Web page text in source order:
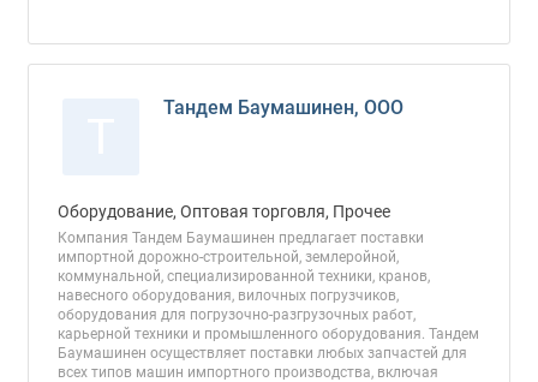
Тандем Баумашинен, ООО
Оборудование, Оптовая торговля, Прочее
Компания Тандем Баумашинен предлагает поставки
импортной дорожно-строительной, землеройной,
коммунальной, специализированной техники, кранов,
навесного оборудования, вилочных погрузчиков,
оборудования для погрузочно-разгрузочных работ,
карьерной техники и промышленного оборудования. Тандем
Баумашинен осуществляет поставки любых запчастей для
всех типов машин импортного производства, включая